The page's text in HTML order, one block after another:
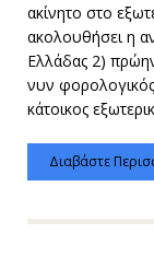
ακίνητο στο
ακολουθήσει η
Ελλάδας 2)
νυν
κάτοικος
Διαβάστε